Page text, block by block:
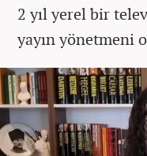
2 yıl yerel bir
yayın yönetmeni